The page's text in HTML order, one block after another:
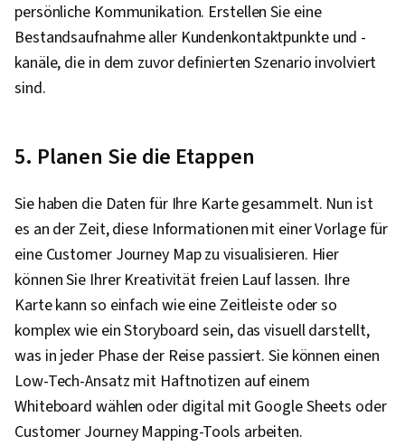
persönliche Kommunikation. Erstellen Sie eine
Bestandsaufnahme aller Kundenkontaktpunkte und -
kanäle, die in dem zuvor definierten Szenario involviert
sind.
5. Planen Sie die Etappen
Sie haben die Daten für Ihre Karte gesammelt. Nun ist
es an der Zeit, diese Informationen mit einer Vorlage für
eine Customer Journey Map zu visualisieren. Hier
können Sie Ihrer Kreativität freien Lauf lassen. Ihre
Karte kann so einfach wie eine Zeitleiste oder so
komplex wie ein Storyboard sein, das visuell darstellt,
was in jeder Phase der Reise passiert. Sie können einen
Low-Tech-Ansatz mit Haftnotizen auf einem
Whiteboard wählen oder digital mit Google Sheets oder
Customer Journey Mapping-Tools arbeiten.